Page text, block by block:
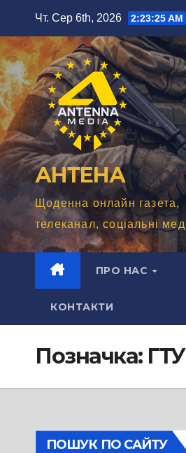
вмісту
Чт. Сер 6th, 2026 2:23:27 AM
АНТЕНА
Щоденна онлайн газета,
телеканал, соціальні
ПРО НАС
КОНТАКТИ
Позначка:
ПОШУК ПО САЙТУ